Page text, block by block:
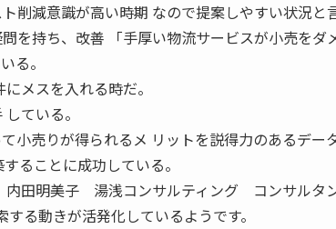
削減意識が高い時期 なので提案しやすい状況
を持ち、改善 「手厚い物流サービスが小売を
る。
メスを入れる時だ。
ている。
小売りが得られるメ リットを説得力のあるデー
ることに成功している。
内田明美子 湯浅コンサルティング コンサル
する動きが活発化しているようです。